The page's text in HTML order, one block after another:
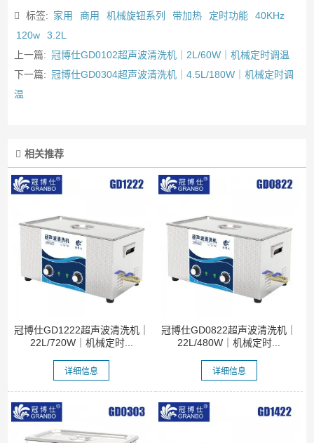
标签: 家用 商用 机械旋钮系列 带加热 定时功能
40KHz
120w
3.2L
上一篇: 冠博仕GD0102超声波清洗机｜2L/60W｜机械定时调温
下一篇: 冠博仕GD0304超声波清洗机｜4.5L/180W｜机械定时调
温
相关推荐
冠博仕GD1222超声波清洗机｜
22L/720W｜机械定时...
详细信息
冠博仕GD0822超声波清洗机｜
22L/480W｜机械定时...
详细信息